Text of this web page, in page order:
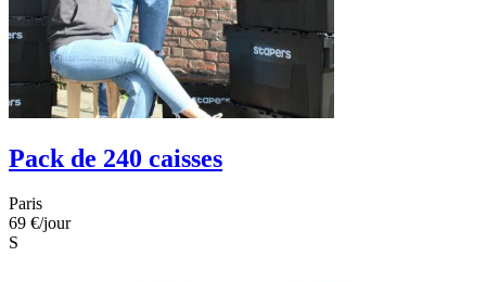
Pack de 240 caisses
Paris
69 €/jour
S